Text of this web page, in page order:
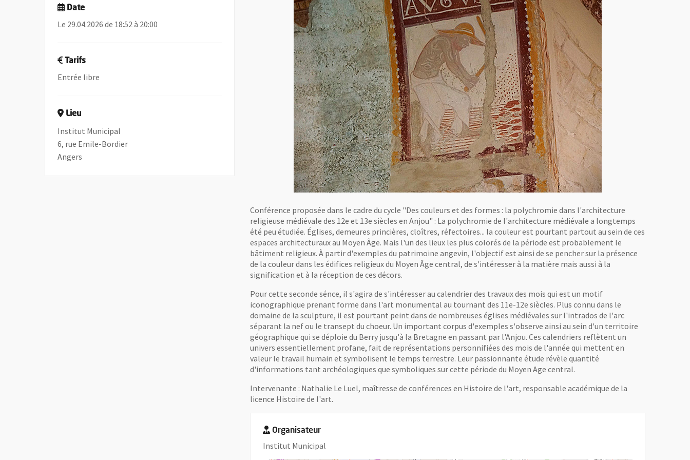
Conférence proposée dans le cadre du cycle "Des couleurs et des formes : la polychromie dans l'architecture
religieuse médiévale des 12e et 13e siècles en Anjou" : La polychromie de l'architecture médiévale a longtemps
été peu étudiée. Églises, demeures princières, cloîtres, réfectoires... la couleur est pourtant partout au sein de ces
espaces architecturaux au Moyen Âge. Mais l'un des lieux les plus colorés de la période est probablement le
bâtiment religieux. À partir d'exemples du patrimoine angevin, l'objectif est ainsi de se pencher sur la présence
de la couleur dans les édifices religieux du Moyen Âge central, de s'intéresser à la matière mais aussi à la
signification et à la réception de ces décors.
Pour cette seconde sénce, il s'agira de s'intéresser au calendrier des travaux des mois qui est un motif
iconographique prenant forme dans l'art monumental au tournant des 11e-12e siècles. Plus connu dans le
domaine de la sculpture, il est pourtant peint dans de nombreuses églises médiévales sur l'intrados de l'arc
séparant la nef ou le transept du choeur. Un important corpus d'exemples s'observe ainsi au sein d'un territoire
géographique qui se déploie du Berry jusqu'à la Bretagne en passant par l'Anjou. Ces calendriers reflètent un
univers essentiellement profane, fait de représentations personnifiées des mois de l'année qui mettent en
valeur le travail humain et symbolisent le temps terrestre. Leur passionnante étude révèle quantité
d'informations tant archéologiques que symboliques sur cette période du Moyen Age central.
Intervenante : Nathalie Le Luel, maîtresse de conférences en Histoire de l'art, responsable académique de la
licence Histoire de l'art.
Organisateur
Institut Municipal
Date
Le 29.04.2026 de 18:52 à 20:00
Tarifs
Entrée libre
Lieu
Institut Municipal
6, rue Emile-Bordier
Angers